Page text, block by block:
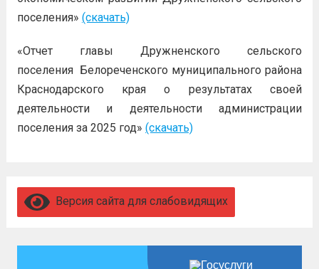
поселения» (скачать)
«Отчет главы Дружненского сельского
поселения Белореченского муниципального района
Краснодарского края о результатах своей
деятельности и деятельности администрации
поселения за 2025 год» (скачать)
Версия сайта для слабовидящих